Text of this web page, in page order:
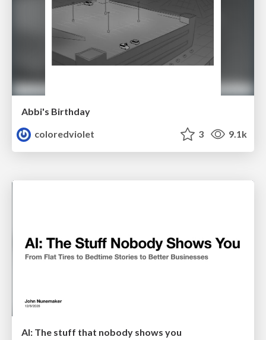
Abbi's Birthday
coloredviolet
3 9.1k
AI: The stuff that nobody shows you